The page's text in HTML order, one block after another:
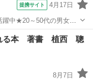
提携サイト 4月17日
中★20～50代の男女活
らマイカー通勤OK！無料
茂町》 人気の工
る本 著書 植西 聰
8月7日